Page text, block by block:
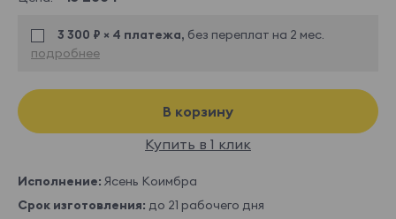
3 300 ₽ × 4 платежа, без переплат на 2 мес.
подробнее
В корзину
Купить в 1 клик
Исполнение: Ясень Коимбра
Срок изготовления: до 21 рабочего дня